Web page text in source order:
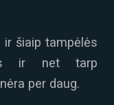
šiaip tampėlės
ir net tarp
per daug.